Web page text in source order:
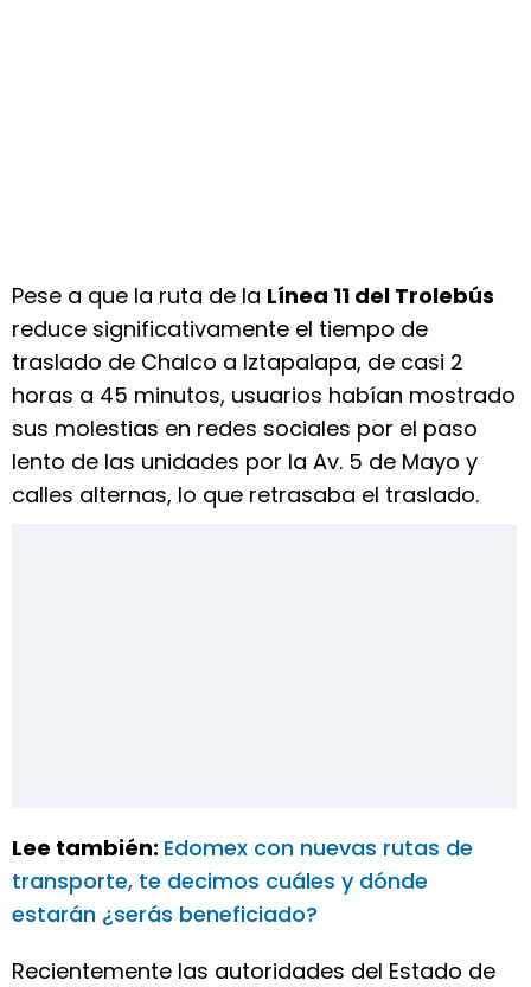
Pese a que la ruta de la Línea 11 del Trolebús
reduce significativamente el tiempo de
traslado de Chalco a Iztapalapa, de casi 2
horas a 45 minutos, usuarios habían mostrado
sus molestias en redes sociales por el paso
lento de las unidades por la Av. 5 de Mayo y
calles alternas, lo que retrasaba el traslado.
Lee también: Edomex con nuevas rutas de
transporte, te decimos cuáles y dónde
estarán ¿serás beneficiado?
Recientemente las autoridades del Estado de